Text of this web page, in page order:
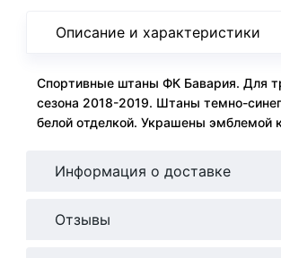
Описание и характеристики
Спортивные штаны ФК Бавария. Для
сезона 2018-2019. Штаны темно-
белой отделкой. Украшены эмблемой
Информация о доставке
Отзывы